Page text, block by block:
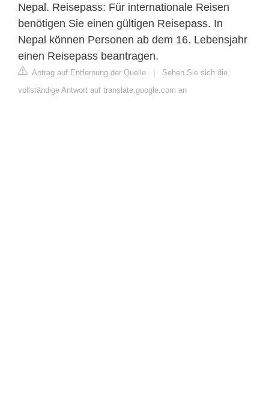
Nepal. Reisepass: Für internationale Reisen
benötigen Sie einen gültigen Reisepass. In
Nepal können Personen ab dem 16. Lebensjahr
einen Reisepass beantragen.
Antrag auf Entfernung der Quelle | Sehen Sie sich die
vollständige Antwort auf translate.google.com an